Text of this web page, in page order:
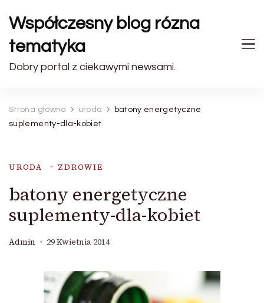
Współczesny blog rózna
tematyka
Dobry portal z ciekawymi newsami.
Strona główna uroda
batony energetyczne
suplementy-dla-kobiet
URODA ZDROWIE
batony energetyczne
suplementy-dla-kobiet
Admin 29 Kwietnia 2014